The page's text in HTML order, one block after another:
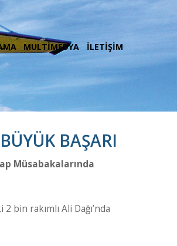
MULTİMEDYA İLETİŞİM
BAŞARI
Müsabakalarında
rakımlı Ali Dağı’nda